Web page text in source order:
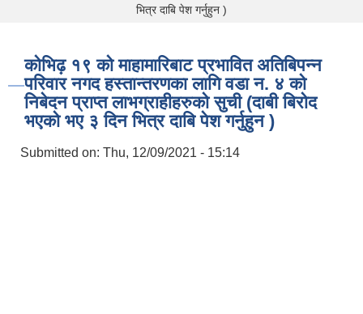
भित्र दाबि पेश गर्नुहुन )
कोभिढ़ १९ को माहामारिबाट प्रभावित अतिबिपन्न
परिवार नगद हस्तान्तरणका लागि वडा न. ४ को
निबेदन प्राप्त लाभग्राहीहरुको सुची (दाबी बिरोद
भएको भए ३ दिन भित्र दाबि पेश गर्नुहुन )
Submitted on: Thu, 12/09/2021 - 15:14